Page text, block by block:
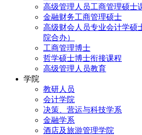
高级管理人员工商管理硕士
金融财务工商管理硕士
高级财会人员专业会计学硕
院合办）
工商管理博士
哲学硕士博士衔接课程
高级管理人员教育
学院
教研人员
会计学院
决策、营运与科技学系
金融学系
酒店及旅游管理学院